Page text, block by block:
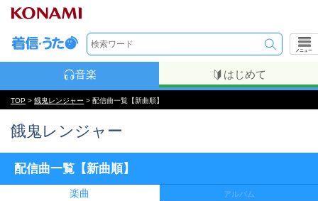
メニュー
音楽 はじめて
TOP > 餓鬼レンジャー > 配信曲一覧【新曲順】
餓鬼レンジャー
配信曲一覧【新曲順】
楽曲 アルバム